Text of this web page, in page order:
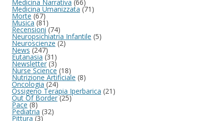
Medicina Narrativa(66)
Medicina Umanizzata (71)
Morte(67)
Musica(81)
Recensioni(74)
Neuropsichiatria Infantile (5)
Neuroscienze(2)
News(247)
Eutanasia (31)
Newsletter (3)
Nurse Science (18)
Nutrizione Artificiale (8)
Oncologia(24)
Ossigeno Terapia Iperbarica (21)
Out Of Border(25)
Pace(8)
Pediatria (32)
Pittura(3)